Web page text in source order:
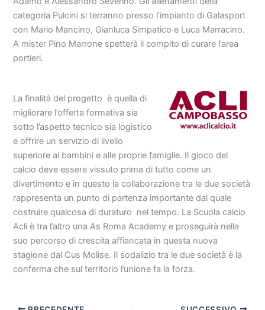
categoria Pulcini si terranno presso l’impianto di Galasport
con Mario Mancino, Gianluca Simpatico e Luca Marracino.
A mister Pino Marrone spetterà il compito di curare l’area
portieri.
La finalità del progetto è quella di
migliorare l’offerta formativa sia
sotto l’aspetto tecnico sia logistico
e offrire un servizio di livello
superiore ai bambini e alle proprie famiglie. Il gioco del
calcio deve essere vissuto prima di tutto come un
divertimento e in questo la collaborazione tra le due società
rappresenta un punto di partenza importante dal quale
costruire qualcosa di duraturo nel tempo. La Scuola calcio
Acli è tra l’altro una As Roma Academy e proseguirà nella
suo percorso di crescita affiancata in questa nuova
stagione dal Cus Molise. Il sodalizio tra le due società è la
conferma che sul territorio l’unione fa la forza.